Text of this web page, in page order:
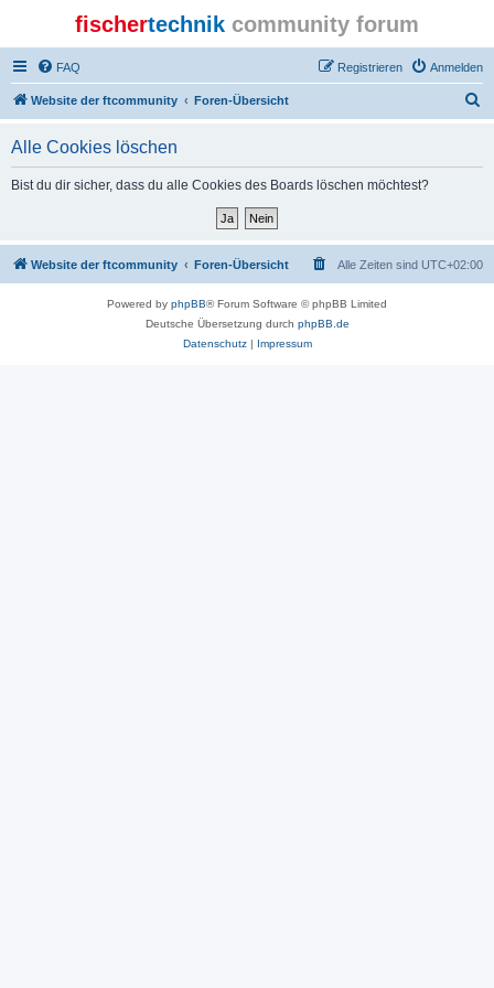
fischertechnik community forum
FAQ Anmelden
Registrieren
Website der ftcommunity Foren-Übersicht
Alle Cookies löschen
Bist du dir sicher, dass du alle Cookies des Boards löschen möchtest?
Website der ftcommunity Foren-Übersicht Alle Zeiten sind UTC+02:00
Powered by phpBB® Forum Software © phpBB Limited
Deutsche Übersetzung durch phpBB.de
Datenschutz| Impressum